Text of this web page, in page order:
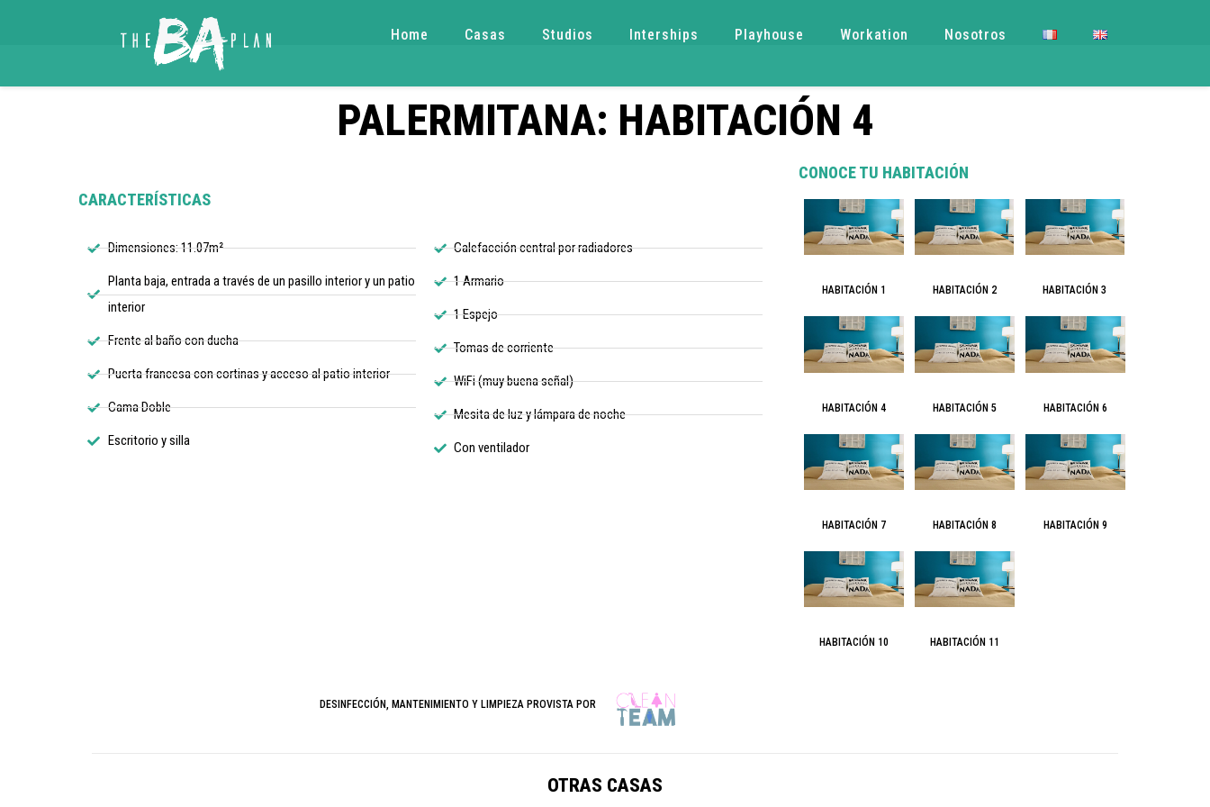
Home Casas Studios Interships Playhouse Workation Nosotros
PALERMITANA: HABITACIÓN 4
CARACTERÍSTICAS
Dimensiones: 11.07m²
Planta baja, entrada a través de un pasillo interior y un patio
interior
Frente al baño con ducha
Puerta francesa con cortinas y acceso al patio interior
Cama Doble
Escritorio y silla
Calefacción central por radiadores
1 Armario
1 Espejo
Tomas de corriente
WiFi (muy buena señal)
Mesita de luz y lámpara de noche
Con ventilador
CONOCE TU HABITACIÓN
HABITACIÓN 1 HABITACIÓN 2 HABITACIÓN 3
HABITACIÓN 4 HABITACIÓN 5 HABITACIÓN 6
HABITACIÓN 7 HABITACIÓN 8 HABITACIÓN 9
HABITACIÓN 10 HABITACIÓN 11
DESINFECCIÓN, MANTENIMIENTO Y LIMPIEZA PROVISTA POR
OTRAS CASAS